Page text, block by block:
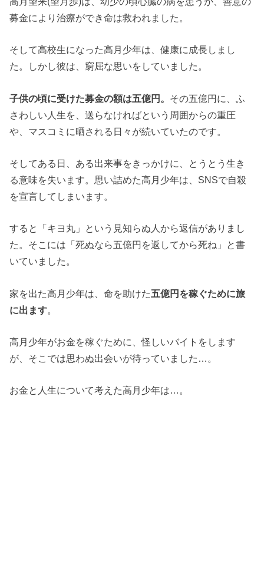
募金により治療ができ命は救われました。
そして高校生になった高月少年は、健康に成長しまし
た。しかし彼は、窮屈な思いをしていました。
子供の頃に受けた募金の額は五億円。 その五億円に、ふ
さわしい人生を、送らなければという周囲からの重圧
や、マスコミに晒される日々が続いていたのです。
そしてある日、ある出来事をきっかけに、とうとう生き
る意味を失います。思い詰めた高月少年は、SNSで自殺
を宣言してしまいます。
すると「キヨ丸」という見知らぬ人から返信がありまし
た。そこには「死ぬなら五億円を返してから死ね」と書
いていました。
家を出た高月少年は、命を助けた五億円を稼ぐために旅
に出ます。
高月少年がお金を稼ぐために、怪しいバイトをします
が、そこでは思わぬ出会いが待っていました…。
お金と人生について考えた高月少年は…。